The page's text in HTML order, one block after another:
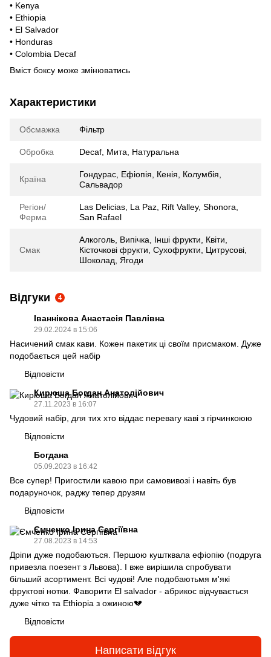
• Kenya
• Ethiopia
• El Salvador
• Honduras
• Colombia Decaf
Вміст боксу може змінюватись
Характеристики
Обсмажка Фільтр
Обробка Decaf Мита Натуральна
Країна Гондурас Ефіопія Кенія Колумбія
Сальвадор
Регіон/
Ферма
Las Delicias, La Paz, Rift Valley, Shonora,
San Rafael
Смак
Алкоголь Випічка Інші фрукти Квіти
Кісточкові фрукти Сухофрукти Цитрусові
Шоколад
Ягоди
Відгуки 4
Іваннікова Анастасія Павлівна
29.02.2024 в 15:06
Насичений смак кави. Кожен пакетик ці своїм присмаком. Дуже
подобається цей набір
Відповісти
Кирюша Богдан Анатолійович
27.11.2023 в 16:07
Чудовий набір, для тих хто віддає перевагу каві з гірчинкоюю
Відповісти
Богдана
05.09.2023 в 16:42
Все супер! Пригостили кавою при самовивозі і навіть був
подаруночок, раджу тепер друзям
Відповісти
Ємченко Ірина Сергіївна
27.08.2023 в 14:53
Дріпи дуже подобаються. Першою куштквала ефіопію (подруга
привезла поезент з Львова). І вже вирішила спробувати
більший асортимент. Всі чудові! Але подобаютьмя м'які
фруктові нотки. Фаворити El salvador - абрикос відчувається
дуже чітко та Ethiopia з ожиною💔
Відповісти
Написати відгук